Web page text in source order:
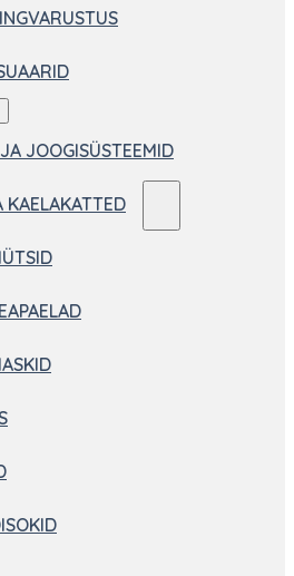
JOOGISÜSTEEMID
KAELAKATTED